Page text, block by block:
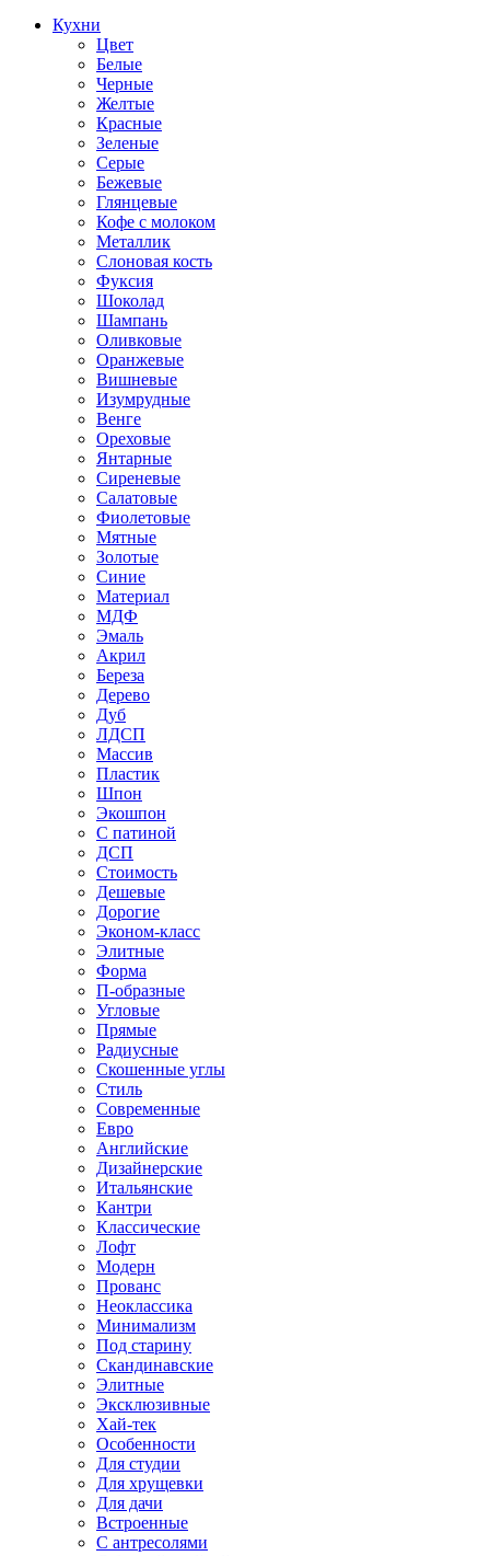
Кухни
Цвет
Белые
Черные
Желтые
Красные
Зеленые
Серые
Бежевые
Глянцевые
Кофе с молоком
Металлик
Слоновая кость
Фуксия
Шоколад
Шампань
Оливковые
Оранжевые
Вишневые
Изумрудные
Венге
Ореховые
Янтарные
Сиреневые
Салатовые
Фиолетовые
Мятные
Золотые
Синие
Материал
МДФ
Эмаль
Акрил
Береза
Дерево
Дуб
ЛДСП
Массив
Пластик
Шпон
Экошпон
С патиной
ДСП
Стоимость
Дешевые
Дорогие
Эконом-класс
Элитные
Форма
П-образные
Угловые
Прямые
Радиусные
Скошенные углы
Стиль
Современные
Евро
Английские
Дизайнерские
Итальянские
Кантри
Классические
Лофт
Модерн
Прованс
Неоклассика
Минимализм
Под старину
Скандинавские
Элитные
Эксклюзивные
Хай-тек
Особенности
Для студии
Для хрущевки
Для дачи
Встроенные
С антресолями